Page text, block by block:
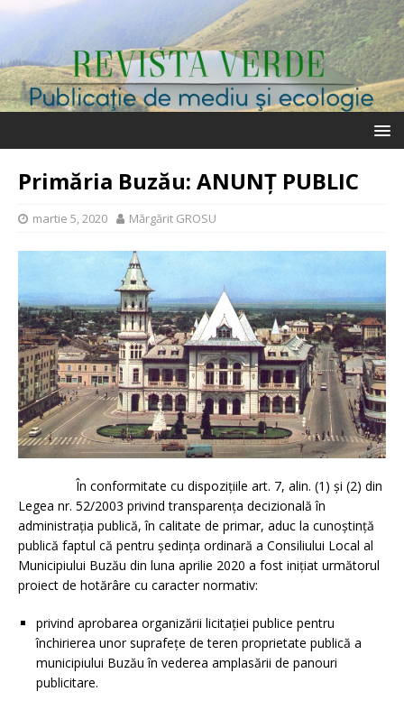
Primăria Buzău: ANUNȚ PUBLIC
martie 5, 2020 Mărgărit GROSU
În conformitate cu dispoziţiile art. 7, alin. (1) și (2) din
Legea nr. 52/2003 privind transparenţa decizională în
administraţia publică, în calitate de primar, aduc la cunoştinţă
publică faptul că pentru şedinţa ordinară a Consiliului Local al
Municipiului Buzău din luna aprilie 2020 a fost iniţiat următorul
proiect de hotărâre cu caracter normativ:
privind aprobarea organizării licitației publice pentru
închirierea unor suprafețe de teren proprietate publică a
municipiului Buzău în vederea amplasării de panouri
publicitare.